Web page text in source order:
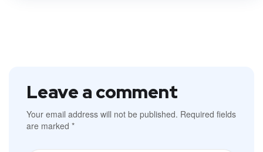
Leave a comment
Your email address will not be published. Required fields
are marked *